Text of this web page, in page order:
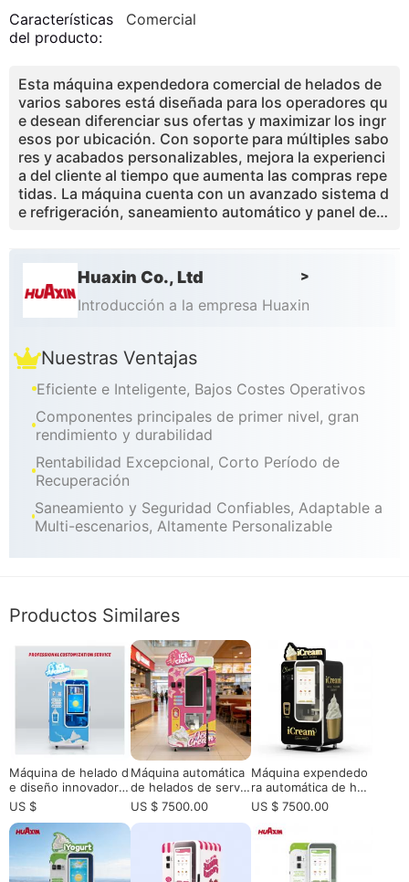
Características
del producto:
Comercial
Esta máquina expendedora comercial de helados de
varios sabores está diseñada para los operadores qu
e desean diferenciar sus ofertas y maximizar los ingr
esos por ubicación. Con soporte para múltiples sabo
res y acabados personalizables, mejora la experienci
a del cliente al tiempo que aumenta las compras repe
tidas. La máquina cuenta con un avanzado sistema d
e refrigeración, saneamiento automático y panel de c
mbientes interiores como semi-exteriores, ofrece op
ciones de despliegue flexibles. Con una alta capacid
ad diaria, bajos requisitos de mantenimiento y un fue
rte atractivo del producto, esta solución de venta aut
s, mejorar los márgenes y construir un negocio minor
Huaxin Co., Ltd >
Introducción a la empresa Huaxin
Nuestras Ventajas
Eficiente e Inteligente, Bajos Costes Operativos
Componentes principales de primer nivel, gran
rendimiento y durabilidad
Rentabilidad Excepcional, Corto Período de
Recuperación
Saneamiento y Seguridad Confiables, Adaptable a
Multi-escenarios, Altamente Personalizable
Productos Similares
Máquina de helado d
e diseño innovador p
ara la venta - 15s de
servicio automatizad
o
US $
Máquina automática
de helados de servic
io suave comercial: e
l futuro del comercio
minorista no tripulad
US $ 7500.00
Máquina expendedo
ra automática de hel
ados para operación
de postres de autos
ervicio 24 / 7
US $ 7500.00